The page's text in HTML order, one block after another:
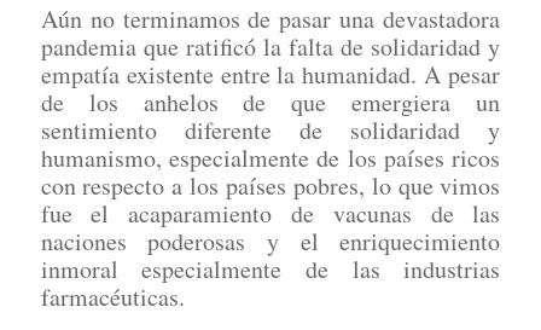
Aún no terminamos de pasar una devastadora
pandemia que ratificó la falta de solidaridad y
empatía existente entre la humanidad. A pesar
de los anhelos de que emergiera un
sentimiento diferente de solidaridad y
humanismo, especialmente de los países ricos
con respecto a los países pobres, lo que vimos
fue el acaparamiento de vacunas de las
naciones poderosas y el enriquecimiento
inmoral especialmente de las industrias
farmacéuticas.